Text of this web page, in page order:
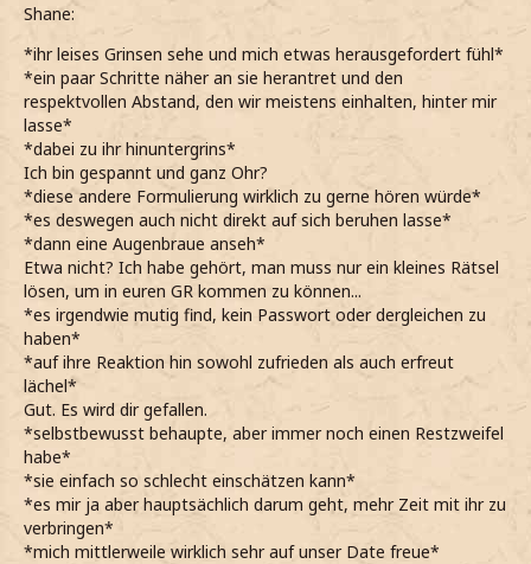
Shane:
*ihr leises Grinsen sehe und mich etwas herausgefordert fühl*
*ein paar Schritte näher an sie herantret und den
respektvollen Abstand, den wir meistens einhalten, hinter mir
lasse*
*dabei zu ihr hinuntergrins*
Ich bin gespannt und ganz Ohr?
*diese andere Formulierung wirklich zu gerne hören würde*
*es deswegen auch nicht direkt auf sich beruhen lasse*
*dann eine Augenbraue anseh*
Etwa nicht? Ich habe gehört, man muss nur ein kleines Rätsel
lösen, um in euren GR kommen zu können...
*es irgendwie mutig find, kein Passwort oder dergleichen zu
haben*
*auf ihre Reaktion hin sowohl zufrieden als auch erfreut
lächel*
Gut. Es wird dir gefallen.
*selbstbewusst behaupte, aber immer noch einen Restzweifel
habe*
*sie einfach so schlecht einschätzen kann*
*es mir ja aber hauptsächlich darum geht, mehr Zeit mit ihr zu
verbringen*
*mich mittlerweile wirklich sehr auf unser Date freue*